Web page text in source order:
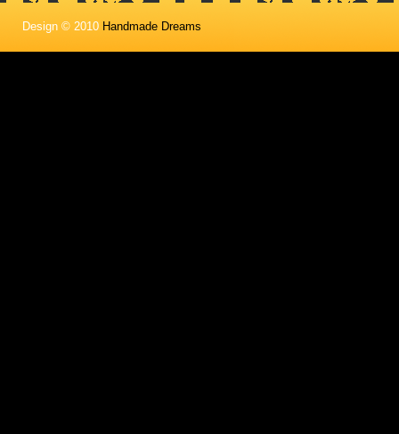
Design © 2010 Handmade Dreams